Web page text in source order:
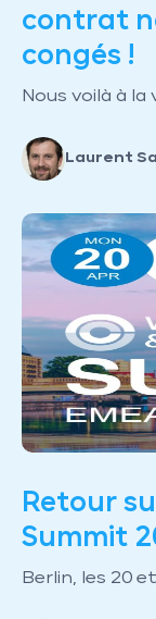
contrat
congés !
Nous voilà à la
Laurent
Retour
Summit
Berlin, les 20